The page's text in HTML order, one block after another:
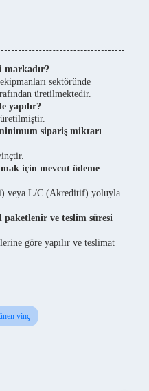
markadır?
sektöründe
üretilmektedir.
yapılır?
sipariş miktarı
için mevcut ödeme
veya L/C (Akreditif) yoluyla
paketlenir ve teslim süresi
göre yapılır ve teslimat
vinç